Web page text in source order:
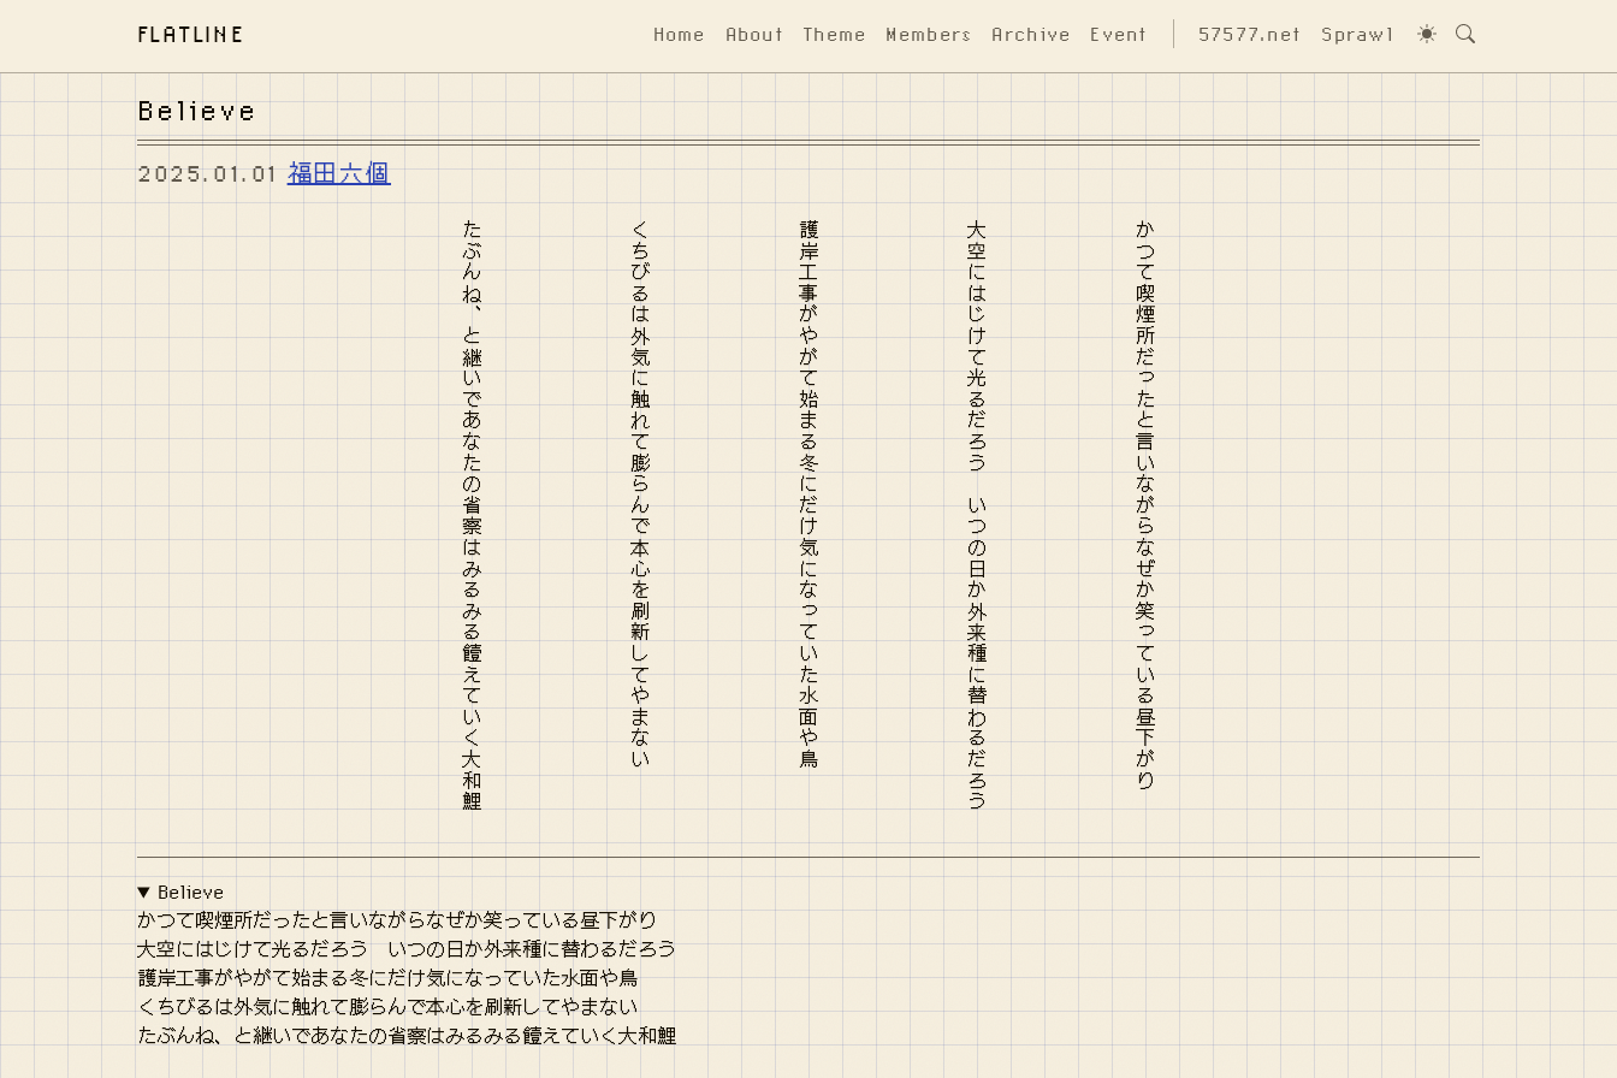
FLATLINE Home About Theme Members Archive Event 57577.net Sprawl
Believe
2025.01.01福田六個
かつて喫煙所だったと言いながらなぜか笑っている昼下がり
大空にはじけて光るだろう いつの日か外来種に替わるだろう
護岸工事がやがて始まる冬にだけ気になっていた水面や鳥
くちびるは外気に触れて膨らんで本心を刷新してやまない
たぶんね、と継いであなたの省察はみるみる饐えていく大和鯉
Believe
かつて喫煙所だったと言いながらなぜか笑っている昼下がり
大空にはじけて光るだろう いつの日か外来種に替わるだろう
護岸工事がやがて始まる冬にだけ気になっていた水面や鳥
くちびるは外気に触れて膨らんで本心を刷新してやまない
たぶんね、と継いであなたの省察はみるみる饐えていく大和鯉